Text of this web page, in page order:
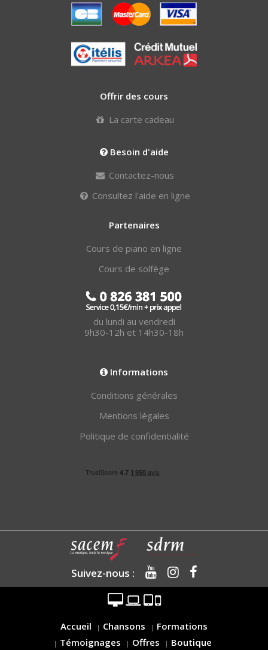
Offrir des cours
La carte cadeau
Besoin d'aide
Contactez-nous
Consultez l'aide en ligne
Partenaires
Cours de piano en ligne
Cours de solfège
du lundi au vendredi
9h30-12h et 14h30-18h
Informations
Conditions générales
Mentions légales
Politique de confidentialité
Suivez-nous :
Accueil Chansons
Formations
Témoignages
Offres Boutique